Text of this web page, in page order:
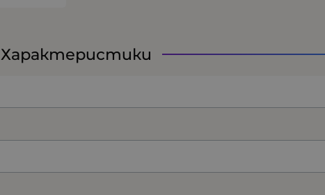
Характеристики